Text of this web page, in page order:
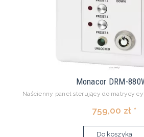
Monacor DRM-
Naścienny panel sterujący do matrycy
759,00 zł *
Do koszyka